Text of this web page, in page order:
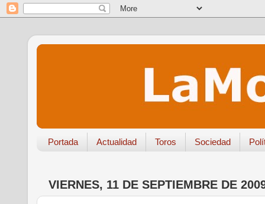
Portada Actualidad Toros Sociedad
VIERNES, 11 DE SEPTIEMBRE DE